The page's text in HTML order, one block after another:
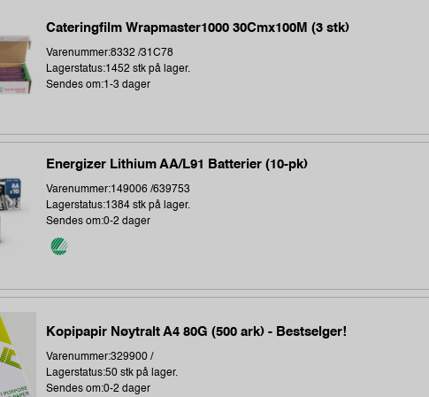
Cateringfilm Wrapmaster1000 30Cmx100M (3 stk)
Varenummer:8332 /31C78
Lagerstatus:1452 stk på lager.
Sendes om:1-3 dager
Energizer Lithium AA/L91 Batterier (10-pk)
Varenummer:149006 /639753
Lagerstatus:1384 stk på lager.
Sendes om:0-2 dager
Kopipapir Nøytralt A4 80G (500 ark) - Bestselger!
Varenummer:329900 /
Lagerstatus:50 stk på lager.
Sendes om:0-2 dager